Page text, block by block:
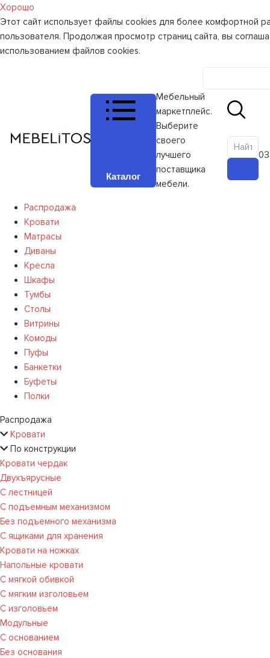
Хорошо
Этот сайт использует файлы cookies для более комфортной
пользователя. Продолжая просмотр страниц сайта, вы
использованием файлов cookies.
Каталог
Мебельный
маркетплейс.
Выберите
своего
лучшего
поставщика
мебели.
0
Распродажа
Кровати
Матрасы
Диваны
Кресла
Шкафы
Тумбы
Столы
Витрины
Комоды
Пуфы
Банкетки
Буфеты
Полки
Распродажа
Кровати
По конструкции
Кровати чердак
Двухъярусные
С лестницей
С подъемным механизмом
Без подъемного механизма
С ящиками для хранения
Кровати на ножках
Напольные кровати
С мягкой обивкой
С мягким изголовьем
С изголовьем
Модульные
С основанием
Без основания